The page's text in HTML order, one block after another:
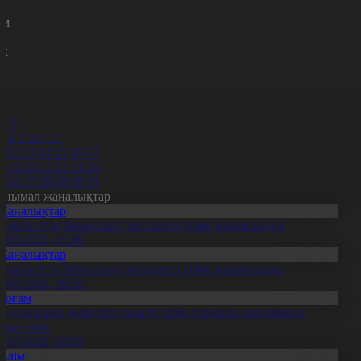
3
6 7 8 9 10
12 13 14 15 16 17
19 20 21 22 23 24
26 27 28 29 30 31
жаңалықтар
білім грант иегерлері тізімі жарияланды
19:46
білім грант иегерлері тізімі жарияланды
16:50
салалық дәрігерге қаралу үшін терапевт жолдамасы
емес
20:05